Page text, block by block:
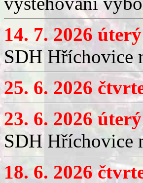
14. 7. 2026
SDH Hříchovice
25. 6. 2026
23. 6. 2026
SDH Hříchovice
18. 6. 2026